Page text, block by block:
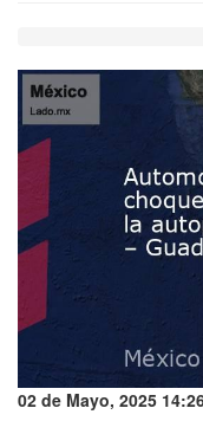
02 de Mayo, 2025